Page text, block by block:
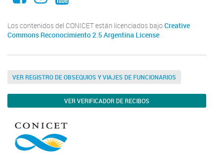
Los contenidos del CONICET están licenciados bajo Creative
Commons Reconocimiento 2.5 Argentina License
VER REGISTRO DE OBSEQUIOS Y VIAJES DE FUNCIONARIOS
VER VERIFICADOR DE RECIBOS